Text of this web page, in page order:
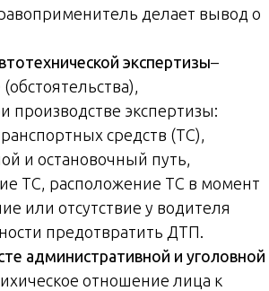
делает вывод о
экспертизы–
производстве экспертизы:
средств (ТС),
и остановочный путь,
ТС, расположение ТС в момент
или отсутствие у водителя
предотвратить ДТП.
административной и уголовной
отношение лица к